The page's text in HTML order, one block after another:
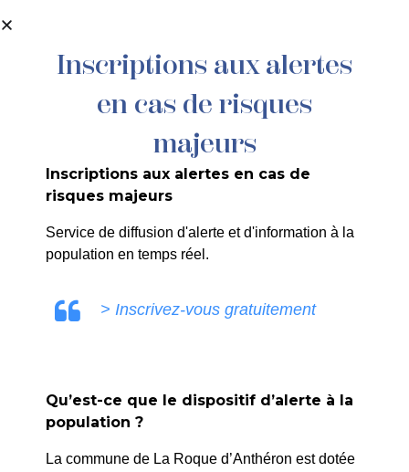
principal
Les Voix de
Silvacane
Inscriptions aux alertes
en cas de risques
majeurs
Inscriptions aux alertes en cas de
risques majeurs
Service de diffusion d'alerte et d'information à la
population en temps réel.
> Inscrivez-vous gratuitement
Qu’est-ce que le dispositif d’alerte à la
population ?
La commune de La Roque d’Anthéron est dotée